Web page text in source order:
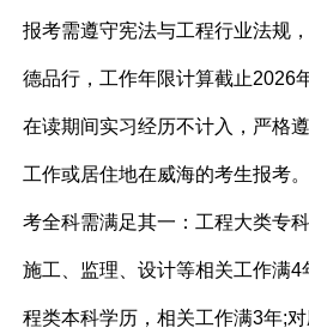
报考需遵守宪法与工程行业法规
德品行，工作年限计算截止2026
在读期间实习经历不计入，严格
工作或居住地在威海的考生报考。
考全科需满足其一：工程大类专
施工、监理、设计等相关工作满4
程类本科学历，相关工作满3年;